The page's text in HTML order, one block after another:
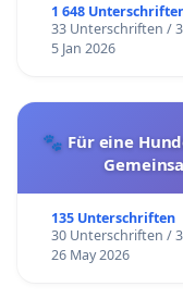
1 648
33 Unterschriften /
5 Jan 2026
🐾 Für eine
135 Unterschriften
30 Unterschriften /
26 May 2026